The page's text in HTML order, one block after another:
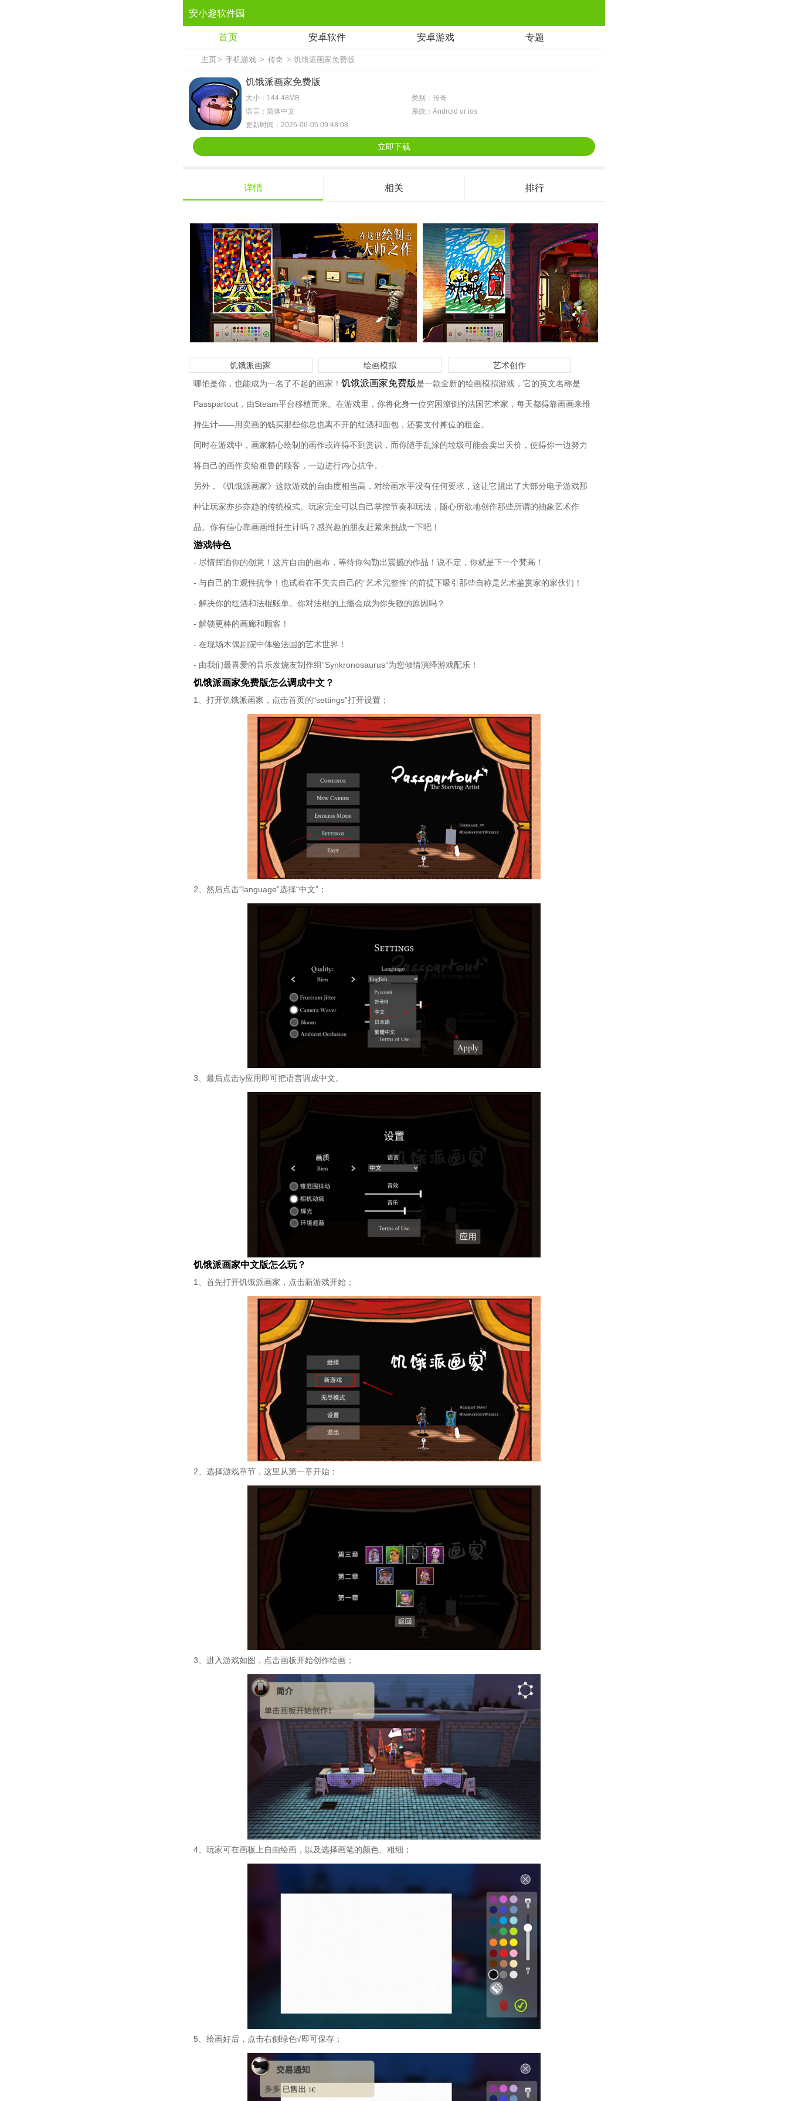
安小趣软件园
首页 安卓软件 安卓游戏 专题
主页> 手机游戏 > 传奇 > 饥饿派画家免费版
饥饿派画家免费版
大小：144.48MB
类别：传奇
语言：简体中文
系统：Android or ios
更新时间：2026-06-05 09:48:08
立即下载
详情 相关 排行
饥饿派画家 绘画模拟
艺术创作
哪怕是你，也能成为一名了不起的画家！ 饥饿派画家免费版是一款全新的绘画模拟游戏，它的英文名称是
Passpartout，由Steam平台移植而来。在游戏里，你将化身一位穷困潦倒的法国艺术家，每天都得靠画画来维
持生计——用卖画的钱买那些你总也离不开的红酒和面包，还要支付摊位的租金。
同时在游戏中，画家精心绘制的画作或许得不到赏识，而你随手乱涂的垃圾可能会卖出天价，使得你一边努力
将自己的画作卖给粗鲁的顾客，一边进行内心抗争。
另外，《饥饿派画家》这款游戏的自由度相当高，对绘画水平没有任何要求，这让它跳出了大部分电子游戏那
种让玩家亦步亦趋的传统模式。玩家完全可以自己掌控节奏和玩法，随心所欲地创作那些所谓的抽象艺术作
品。你有信心靠画画维持生计吗？感兴趣的朋友赶紧来挑战一下吧！
游戏特色
- 尽情挥洒你的创意！这片自由的画布，等待你勾勒出震撼的作品！说不定，你就是下一个梵高！
- 与自己的主观性抗争！也试着在不失去自己的“艺术完整性”的前提下吸引那些自称是艺术鉴赏家的家伙们！
- 解决你的红酒和法棍账单。你对法棍的上瘾会成为你失败的原因吗？
- 解锁更棒的画廊和顾客！
- 在现场木偶剧院中体验法国的艺术世界！
- 由我们最喜爱的音乐发烧友制作组”Synkronosaurus”为您倾情演绎游戏配乐！
饥饿派画家免费版怎么调成中文？
1、打开饥饿派画家，点击首页的“settings”打开设置；
2、然后点击“language”选择“中文”；
3、最后点击ly应用即可把语言调成中文。
饥饿派画家中文版怎么玩？
1、首先打开饥饿派画家，点击新游戏开始；
2、选择游戏章节，这里从第一章开始；
3、进入游戏如图，点击画板开始创作绘画；
4、玩家可在画板上自由绘画，以及选择画笔的颜色、粗细；
5、绘画好后，点击右侧绿色√即可保存；